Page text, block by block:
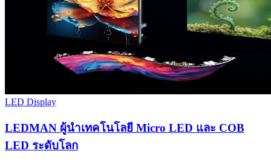
LED Display
LEDMAN ผู้นำเทคโนโลยี Micro LED และ COB
LED ระดับโลก